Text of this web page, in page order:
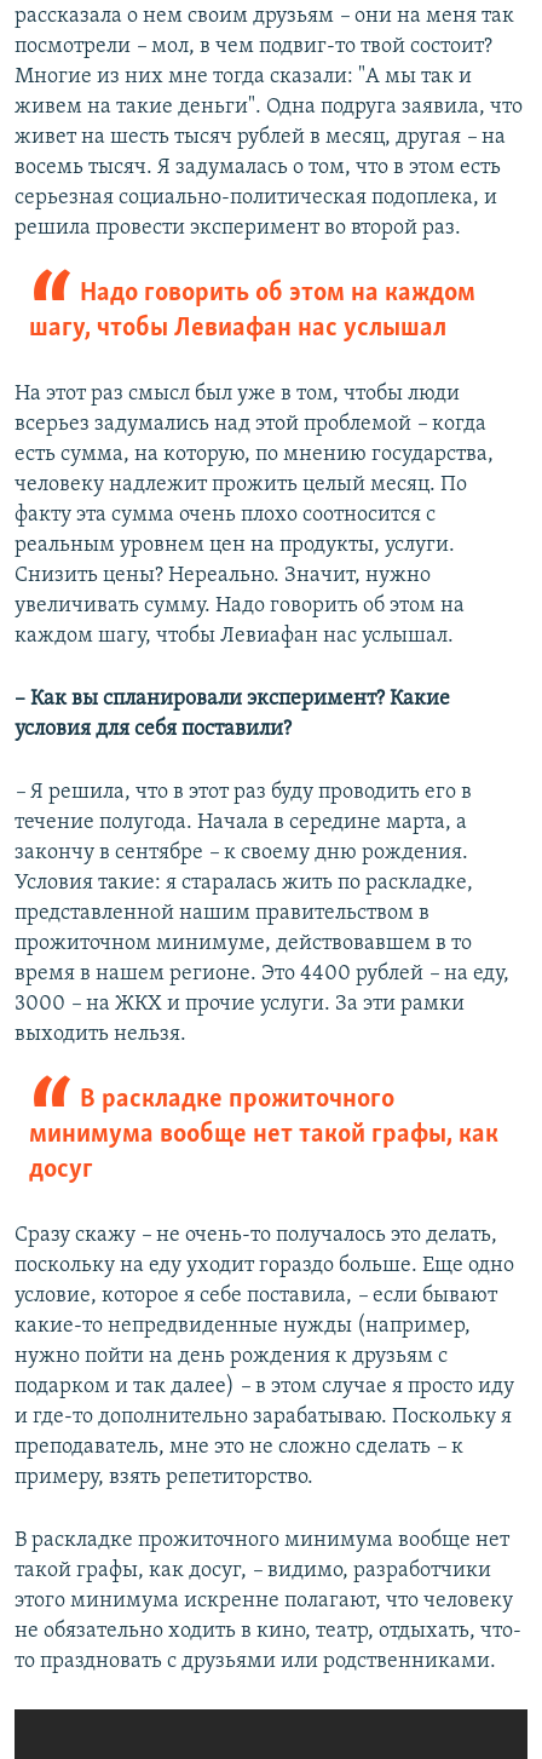
рассказала о нем своим друзьям – они на меня так
посмотрели – мол, в чем подвиг-то твой состоит?
Многие из них мне тогда сказали: "А мы так и
живем на такие деньги". Одна подруга заявила, что
живет на шесть тысяч рублей в месяц, другая – на
восемь тысяч. Я задумалась о том, что в этом есть
серьезная социально-политическая подоплека, и
решила провести эксперимент во второй раз.
Надо говорить об этом на каждом
шагу, чтобы Левиафан нас услышал
На этот раз смысл был уже в том, чтобы люди
всерьез задумались над этой проблемой – когда
есть сумма, на которую, по мнению государства,
человеку надлежит прожить целый месяц. По
факту эта сумма очень плохо соотносится с
реальным уровнем цен на продукты, услуги.
Снизить цены? Нереально. Значит, нужно
увеличивать сумму. Надо говорить об этом на
каждом шагу, чтобы Левиафан нас услышал.
– Как вы спланировали эксперимент? Какие
условия для себя поставили?
– Я решила, что в этот раз буду проводить его в
течение полугода. Начала в середине марта, а
закончу в сентябре – к своему дню рождения.
Условия такие: я старалась жить по раскладке,
представленной нашим правительством в
прожиточном минимуме, действовавшем в то
время в нашем регионе. Это 4400 рублей – на еду,
3000 – на ЖКХ и прочие услуги. За эти рамки
выходить нельзя.
В раскладке прожиточного
минимума вообще нет такой графы, как
досуг
Сразу скажу – не очень-то получалось это делать,
поскольку на еду уходит гораздо больше. Еще одно
условие, которое я себе поставила, – если бывают
какие-то непредвиденные нужды (например,
нужно пойти на день рождения к друзьям с
подарком и так далее) – в этом случае я просто иду
и где-то дополнительно зарабатываю. Поскольку я
преподаватель, мне это не сложно сделать – к
примеру, взять репетиторство.
В раскладке прожиточного минимума вообще нет
такой графы, как досуг, – видимо, разработчики
этого минимума искренне полагают, что человеку
не обязательно ходить в кино, театр, отдыхать, что-
то праздновать с друзьями или родственниками.